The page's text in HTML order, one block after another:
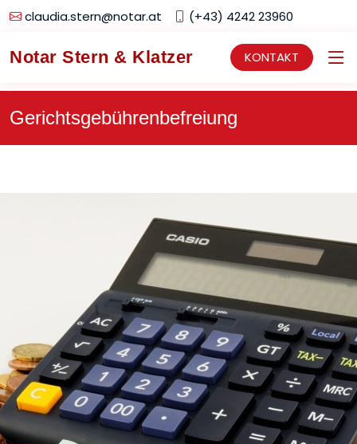
claudia.stern@notar.at (+43) 4242 23960
Notar Stern & Klatzer KONTAKT
Gerichtsgebührenbefreiung